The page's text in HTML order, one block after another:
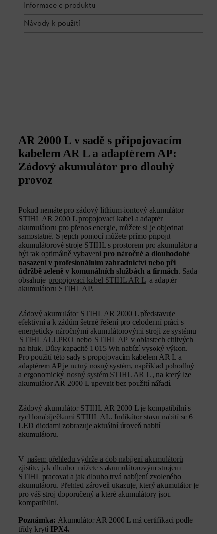
Informace o produktu
Návody k použití
AR 2000 L v sadě s připojovacím
kabelem AR L a adaptérem AP:
Zádový akumulátor pro dlouhý
provoz
Pokud nemáte pro zádový lithium‑iontový akumulátor
STIHL AR 2000 L propojovací kabel a adaptér
akumulátoru pro přenos energie, můžete si je objednat
samostatně. S jejich pomocí můžete přímo připojit
akumulátorové stroje STIHL s prostorem pro akumulátor a
být tak optimálně vybaveni pro náročné a dlouhodobé
nasazení v profesionálním zahradnictví nebo při
údržbě zeleně v komunálních službách a firmách. Sada
obsahuje propojovací kabel STIHL AR L a adaptér
akumulátoru STIHL AP.
Zádový akumulátor STIHL AR 2000 L představuje
efektivní a k zádům šetrné řešení pro celodenní práci s
energeticky náročnými akumulátorovými stroji ze systému
STIHL ALLPRO nebo STIHL AP v oblastech citlivých
na hluk. Díky kapacitě 1 015 Wh nabízí vysoký výkon.
Pro použití této sady s propojovacím kabelem AR L a
adaptérem AP je nutný nosný systém, například pohodlný
a ergonomický nosný systém STIHL AR L , na který lze
akumulátor AR 2000 L upevnit bez použití nářadí.
Zádový akumulátor STIHL AR 2000 L je kompatibilní s
rychlonabíječkami STIHL AL. Indikátor stavu nabití se 6
LED diodami zobrazuje aktuální úroveň nabití
akumulátoru.
V našem přehledu výdrže a dob nabíjení akumulátorů
zjistíte, jak dlouho můžete s akumulátorovým strojem
STIHL pracovat a jak dlouho trvá nabíjení zvoleného
akumulátoru. Přehled zároveň ukazuje, který akumulátor je
pro váš stroj doporučený a které akumulátory jsou
kompatibilní.
Poznámka: Akumulátor AR 2000 L má certifikaci podle
třídy krytí IPX4.